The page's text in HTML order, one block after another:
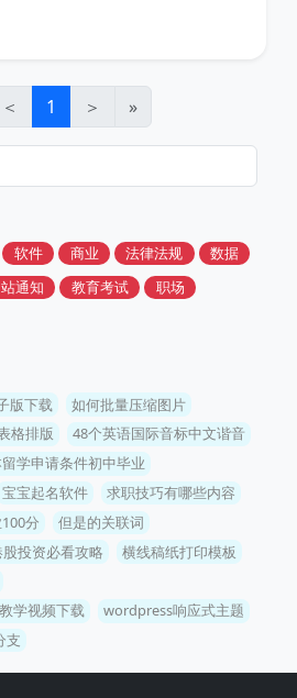
简单模式的视频，生产效率直接
＜ 1 ＞ »
软件 商业 法律法规
数据
通知 教育考试
职场
版下载
如何批量压缩图片
格排版
48个英语国际音标中文谐音
留学申请条件初中毕业
宝宝起名软件
求职技巧有哪些内容
分
但是的关联词
投资必看攻略
横线稿纸打印模板
学视频下载
wordpress响应式主题
支